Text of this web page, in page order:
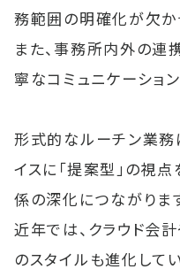
務範囲の明確化が欠か
また、事務所内外の連
寧なコミュニケーショ
形式的なルーチン業務
イスに「提案型」の視
係の深化につながりま
近年では、クラウド会
のスタイルも進化してい